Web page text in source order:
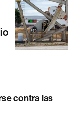
contra las